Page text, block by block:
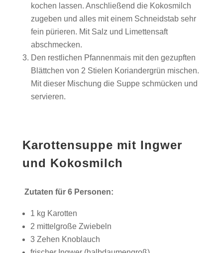
kochen lassen. Anschließend die Kokosmilch
zugeben und alles mit einem Schneidstab sehr
fein pürieren. Mit Salz und Limettensaft
abschmecken.
Den restlichen Pfannenmais mit den gezupften
Blättchen von 2 Stielen Koriandergrün mischen.
Mit dieser Mischung die Suppe schmücken und
servieren.
Karottensuppe mit Ingwer
und Kokosmilch
Zutaten für 6 Personen:
1 kg Karotten
2 mittelgroße Zwiebeln
3 Zehen Knoblauch